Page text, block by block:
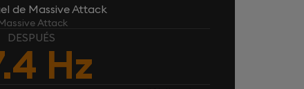
de Massive Attack
Attack
DESPUÉS
Hz